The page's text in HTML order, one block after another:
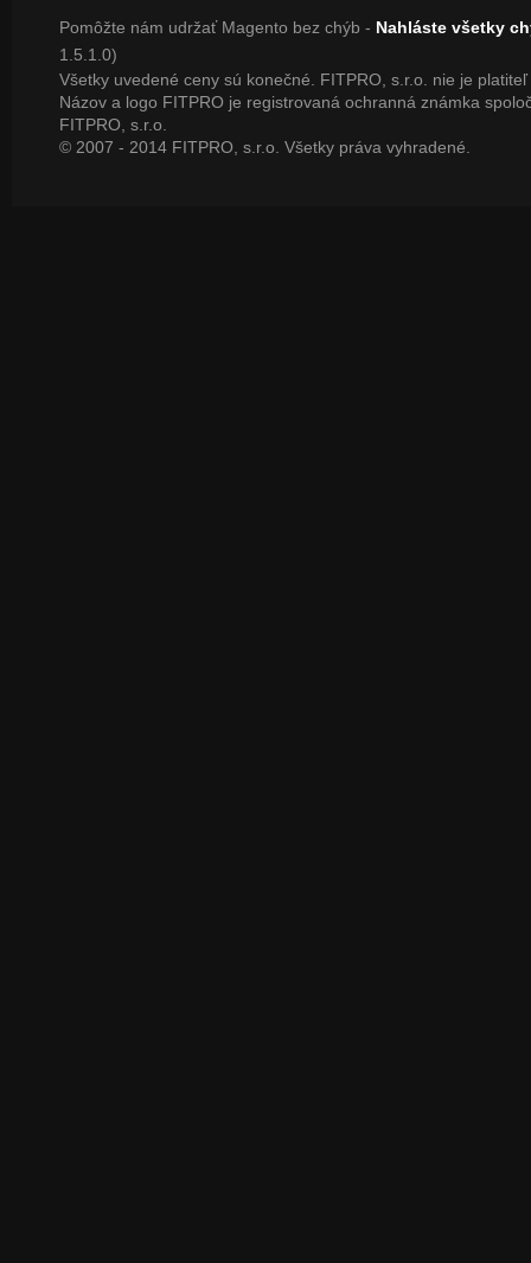
Pomôžte nám udržať Magento bez chýb - Nahláste všetky
1.5.1.0)
Všetky uvedené ceny sú konečné. FITPRO, s.r.o. nie je platiteľ
Názov a logo FITPRO je registrovaná ochranná známka
FITPRO, s.r.o.
© 2007 - 2014 FITPRO, s.r.o. Všetky práva vyhradené.